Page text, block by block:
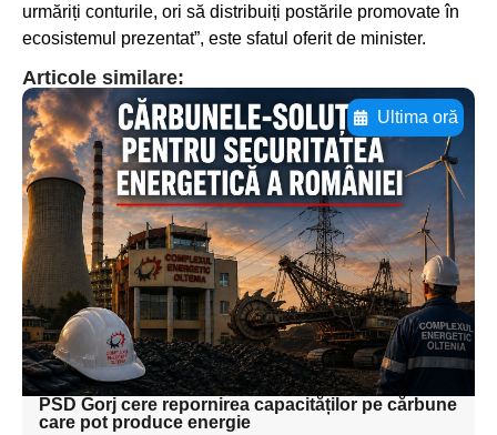
urmăriți conturile, ori să distribuiți postările promovate în
ecosistemul prezentat”, este sfatul oferit de minister.
Articole similare:
Ultima oră
Adaugă aici textul pentru
subtitluAdaugă aici
textul pentru
subtitluAdaugă aici
textul pentru
subtitluAdaugă aici
textul pentru subti
PSD Gorj cere repornirea capacităților pe cărbune
care pot produce energie